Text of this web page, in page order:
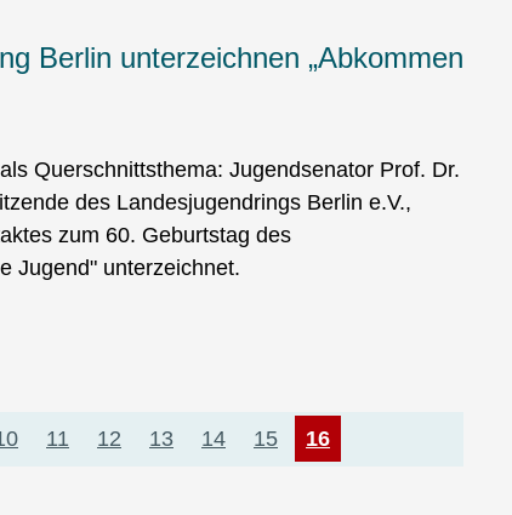
Berlin unterzeichnen „Abkommen
Querschnittsthema: Jugendsenator Prof. Dr.
des Landesjugendrings Berlin e.V.,
zum 60. Geburtstag des
Jugend" unterzeichnet.
Page
11 Page
12 Page
13 Page
14 Page
15
Aktuelle
Seite
16